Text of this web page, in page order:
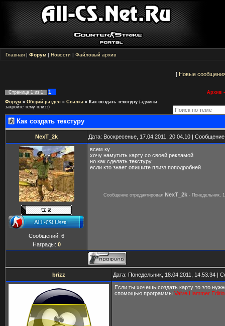
Главная | Форум | Новости | Файловый архив
[ Новые
Страница 1 из 1 1
Архив -
Форум » Общий раздел » Свалка » Как создать текстуру (админы
закройте тему плизз)
Как создать текстуру
NexT_2k Дата: Воскресенье, 17.04.2011, 20.04.10 |
Сообщений: 6
Награды: 0
всем ку
хочу намутить карту со своей рекламой
но как сделать текстуру.
если кто знает опишите плизз поподробней
Сообщение отредактировал NexT_2k - Понедельник,
brizz Дата: Понедельник, 18.04.2011, 14.53.34 |
Если ты хочешь создать карту то это
спомощью программы Valve Hammer